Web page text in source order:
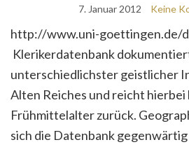
7. Januar 2012 Keine
http://www.uni-goettingen.de/
Klerikerdatenbank
unterschiedlichster geistlicher
Alten Reiches und reicht hierbei
Frühmittelalter zurück.
sich die Datenbank